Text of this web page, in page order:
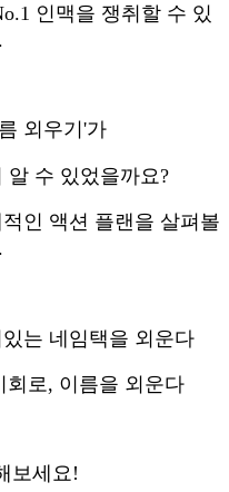
인맥을 쟁취할 수 있
외우기'가
알 수 있었을까요?
인 액션 플랜을 살펴볼
는 네임택을 외운다
회로, 이름을 외운다
보세요!